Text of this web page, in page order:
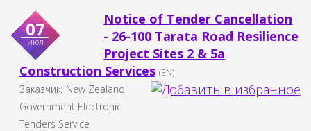
07
июл
Notice of Tender Cancellation
- 26-100 Tarata Road Resilience
Project Sites 2 & 5a
Construction Services (EN)
Заказчик: New Zealand
Government Electronic
Tenders Service